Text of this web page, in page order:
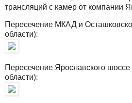
трансляций с камер от компании
Пересечение МКАД и
области):
Пересечение Ярославского
области):